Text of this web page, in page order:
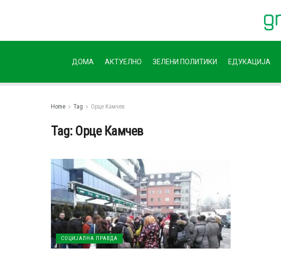
ДОМА АКТУЕЛНО ЗЕЛЕНИ ПОЛИТИКИ ЕДУКАЦИЈА
Home Tag Орце Камчев
Tag: Орце Камчев
СОЦИЈАЛНА ПРАВДА